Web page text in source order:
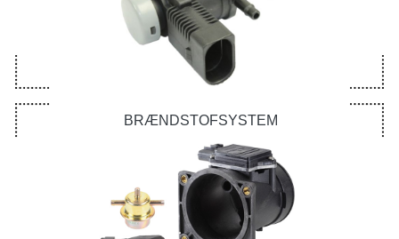
BRÆNDSTOFSYSTEM